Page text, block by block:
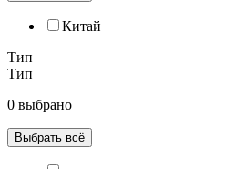
Китай
Тип
Тип
0 выбрано
Выбрать всё